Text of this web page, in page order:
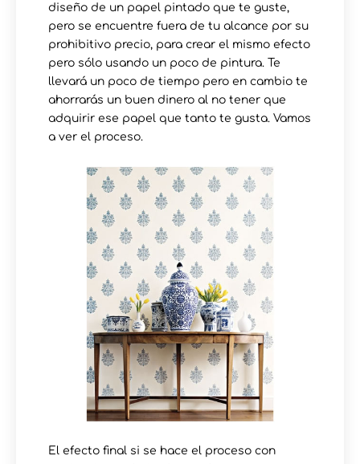
diseño de un papel pintado que te guste,
pero se encuentre fuera de tu alcance por su
prohibitivo precio, para crear el mismo efecto
pero sólo usando un poco de pintura. Te
llevará un poco de tiempo pero en cambio te
ahorrarás un buen dinero al no tener que
adquirir ese papel que tanto te gusta. Vamos
a ver el proceso.
El efecto final si se hace el proceso con